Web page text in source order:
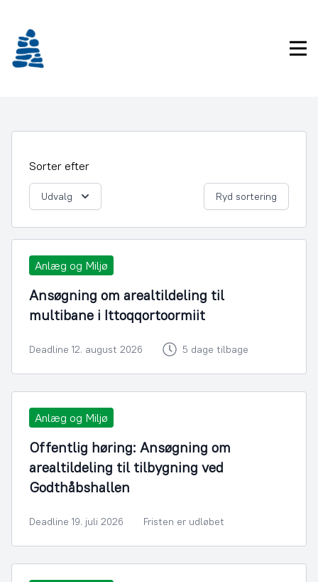
indhold
Sorter efter
Udvalg Ryd sortering
Anlæg og Miljø
Ansøgning om arealtildeling til
multibane i Ittoqqortoormiit
Deadline 12. august 2026 5 dage tilbage
Anlæg og Miljø
Offentlig høring: Ansøgning om
arealtildeling til tilbygning ved
Godthåbshallen
Deadline 19. juli 2026 Fristen er udløbet